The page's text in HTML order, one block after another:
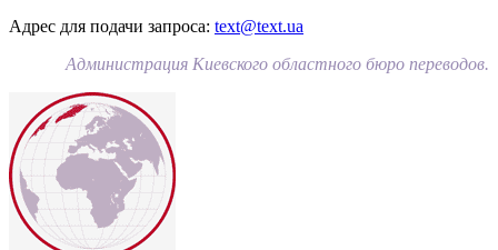
Адрес для подачи запроса: text@text.ua
Администрация Киевского областного бюро переводов.